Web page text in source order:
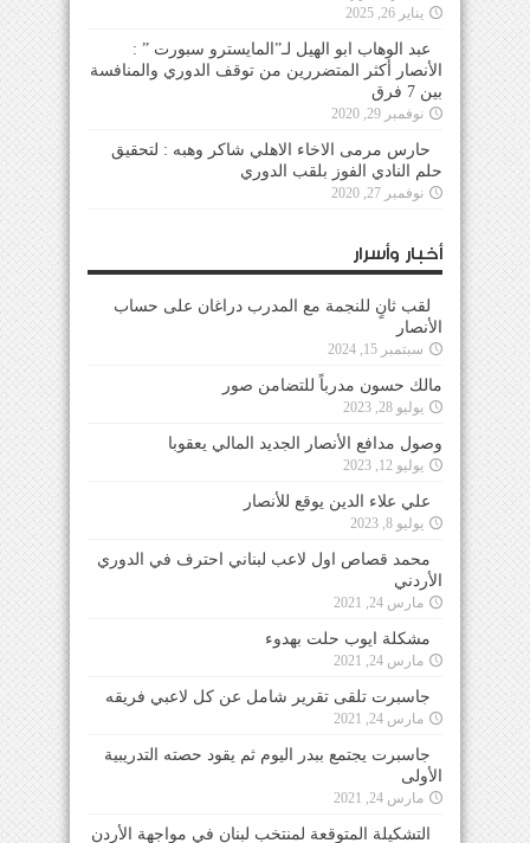
يناير 26, 2025
عبد الوهاب ابو الهيل لـ”المايسترو سبورت ” :
الأنصار أكثر المتضررين من توقف الدوري والمنافسة
بين 7 فرق
نوفمبر 29, 2020
حارس مرمى الاخاء الاهلي شاكر وهبه : لتحقيق
حلم النادي الفوز بلقب الدوري
نوفمبر 27, 2020
أخبار وأسرار
لقب ثانٍ للنجمة مع المدرب دراغان على حساب
الأنصار
سبتمبر 15, 2024
مالك حسون مدرباً للتضامن صور
يوليو 28, 2023
وصول مدافع الأنصار الجديد المالي يعقوبا
يوليو 12, 2023
علي علاء الدين يوقع للأنصار
يوليو 8, 2023
محمد قصاص اول لاعب لبناني احترف في الدوري
الأردني
مارس 24, 2021
مشكلة ايوب حلت بهدوء
مارس 24, 2021
جاسبرت تلقى تقرير شامل عن كل لاعبي فريقه
مارس 24, 2021
جاسبرت يجتمع ببدر اليوم ثم يقود حصته التدريبية
الأولى
مارس 24, 2021
التشكيلة المتوقعة لمنتخب لبنان في مواجهة الأردن